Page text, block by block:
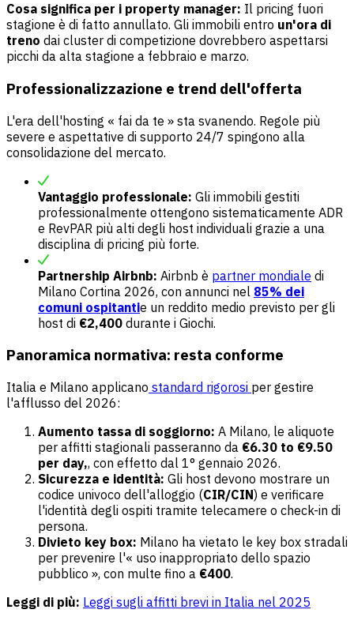
Cosa significa per i property manager: Il pricing fuori
stagione è di fatto annullato. Gli immobili entro un'ora di
treno dai cluster di competizione dovrebbero aspettarsi
picchi da alta stagione a febbraio e marzo.
Professionalizzazione e trend dell'offerta
L'era dell'hosting « fai da te » sta svanendo. Regole più
severe e aspettative di supporto 24/7 spingono alla
consolidazione del mercato.
Vantaggio professionale: Gli immobili gestiti
professionalmente ottengono sistematicamente ADR
e RevPAR più alti degli host individuali grazie a una
disciplina di pricing più forte.
Partnership Airbnb: Airbnb è partner mondiale di
Milano Cortina 2026, con annunci nel 85% dei
comuni ospitantie un reddito medio previsto per gli
host di €2,400 durante i Giochi.
Panoramica normativa: resta conforme
Italia e Milano applicano standard rigorosi per gestire
l'afflusso del 2026:
Aumento tassa di soggiorno: A Milano, le aliquote
per affitti stagionali passeranno da €6.30 to €9.50
per day,, con effetto dal 1° gennaio 2026.
Sicurezza e identità: Gli host devono mostrare un
codice univoco dell'alloggio (CIR/CIN) e verificare
l'identità degli ospiti tramite telecamere o check-in di
persona.
Divieto key box: Milano ha vietato le key box stradali
per prevenire l'« uso inappropriato dello spazio
pubblico », con multe fino a €400.
Leggi di più: Leggi sugli affitti brevi in Italia nel 2025